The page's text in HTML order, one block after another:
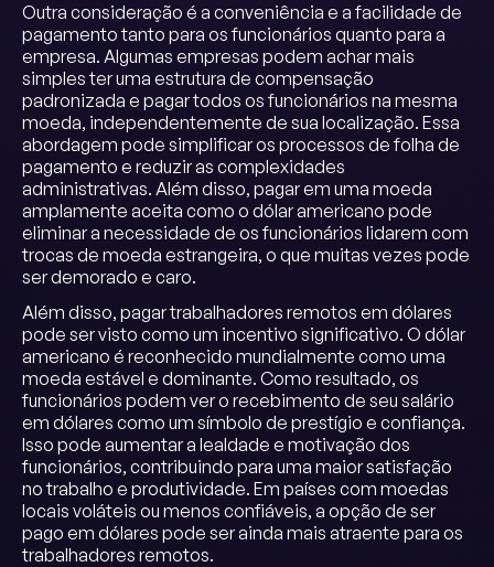
Outra consideração é a conveniência e a facilidade de
pagamento tanto para os funcionários quanto para a
empresa. Algumas empresas podem achar mais
simples ter uma estrutura de compensação
padronizada e pagar todos os funcionários na mesma
moeda, independentemente de sua localização. Essa
abordagem pode simplificar os processos de folha de
pagamento e reduzir as complexidades
administrativas. Além disso, pagar em uma moeda
amplamente aceita como o dólar americano pode
eliminar a necessidade de os funcionários lidarem com
trocas de moeda estrangeira, o que muitas vezes pode
ser demorado e caro.
Além disso, pagar trabalhadores remotos em dólares
pode ser visto como um incentivo significativo. O dólar
americano é reconhecido mundialmente como uma
moeda estável e dominante. Como resultado, os
funcionários podem ver o recebimento de seu salário
em dólares como um símbolo de prestígio e confiança.
Isso pode aumentar a lealdade e motivação dos
funcionários, contribuindo para uma maior satisfação
no trabalho e produtividade. Em países com moedas
locais voláteis ou menos confiáveis, a opção de ser
pago em dólares pode ser ainda mais atraente para os
trabalhadores remotos.